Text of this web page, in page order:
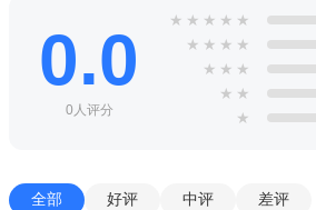
0.0
0人评分
★ ★ ★ ★ ★
★ ★ ★ ★
★ ★ ★
★ ★
★
全部 好评 中评 差评